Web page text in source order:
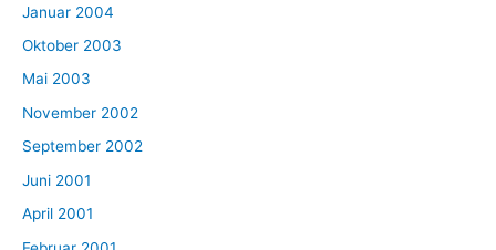
Januar 2004
Oktober 2003
Mai 2003
November 2002
September 2002
Juni 2001
April 2001